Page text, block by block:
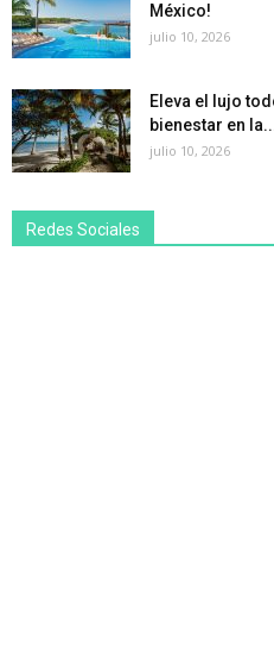
México!
julio 10, 2026
Eleva el lujo
bienestar en
julio 10, 2026
Redes Sociales